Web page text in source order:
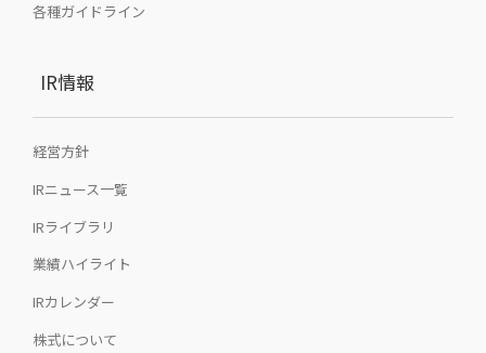
各種ガイドライン
IR情報
経営方針
IRニュース一覧
IRライブラリ
業績ハイライト
IRカレンダー
株式について